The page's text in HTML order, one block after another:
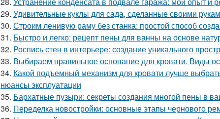
29. Удивительные куклы для сада, сделанные своими
30. Строим ленивую раму без станка: простой способ
31. Быстро и легко: рецепт пены для ванны на основе
32. Роспись стен в интерьере: создание уникального
33. Выбираем правильное основание для кровати. Виды
34. Какой подъемный механизм для кровати лучше
нюансы эксплуатации
35. Бархатные пузыри: секреты создания многой пены в
36. Переделка новостройки: основные этапы чернового